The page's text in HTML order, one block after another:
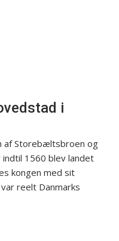
i
af Storebæltsbroen og
1560 blev landet
kongen med sit
reelt Danmarks